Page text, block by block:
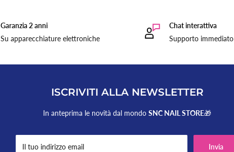
Garanzia 2 anni
Su apparecchiature elettroniche
Chat interattiva
Supporto immediato
ISCRIVITI ALLA NEWSLETTER
In anteprima le novità dal mondo SNC NAIL STORE🎁
Il tuo indirizzo email Invia